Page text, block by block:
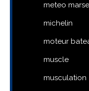
meteo
michelin
moteur
muscle
musculation